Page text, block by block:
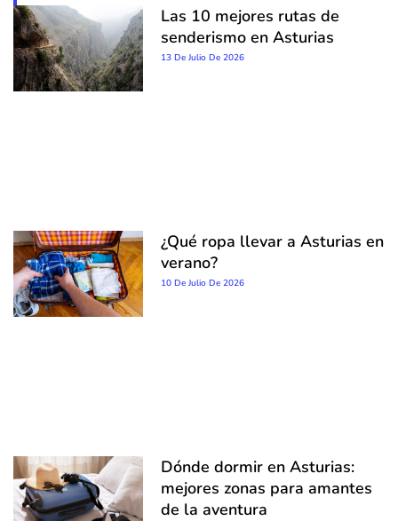
Las 10 mejores rutas de
senderismo en Asturias
13 De Julio De 2026
¿Qué ropa llevar a Asturias en
verano?
10 De Julio De 2026
Dónde dormir en Asturias:
mejores zonas para amantes
de la aventura